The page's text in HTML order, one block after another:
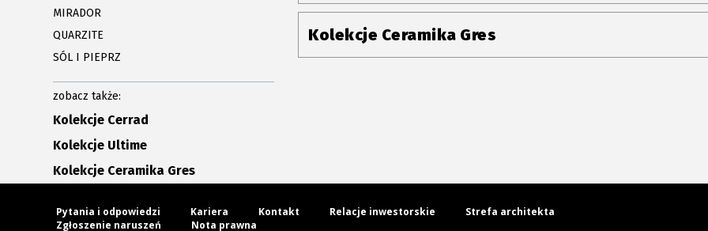
MIRADOR
QUARZITE
SÓL I PIEPRZ
zobacz także:
Kolekcje Cerrad
Kolekcje Ultime
Kolekcje Ceramika Gres
Kolekcje Ceramika Gres
Pytania i odpowiedzi Kariera Kontakt Relacje inwestorskie
Strefa architekta
Zgłoszenie naruszeń
Nota prawna